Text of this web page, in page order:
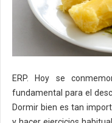
ERP. Hoy se
fundamental para el
Dormir bien es tan